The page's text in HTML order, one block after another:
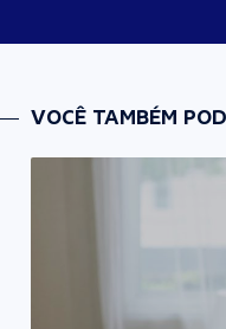
VOCÊ TAMBÉM